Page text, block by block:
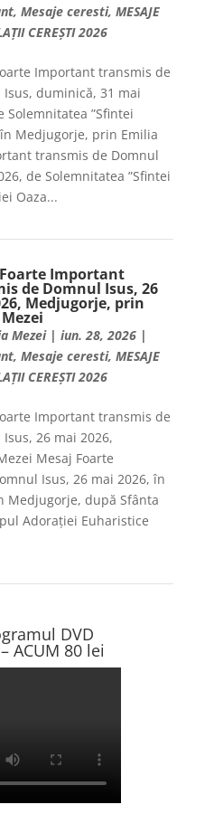
,Mesaje ceresti,MESAJE
CEREȘTI 2026
Important transmis de
Isus, duminică, 31 mai
Solemnitatea ”Sfintei
Medjugorje, prin Emilia
transmis de Domnul
de Solemnitatea ”Sfintei
Oaza...
Important
de Domnul Isus, 26
Medjugorje, prin
Mezei|iun. 28, 2026 |
,Mesaje ceresti,MESAJE
CEREȘTI 2026
Important transmis de
26 mai 2026,
Mesaj Foarte
Isus, 26 mai 2026, în
Medjugorje, după Sfânta
Adorației Euharistice
DVD
ACUM 80 lei